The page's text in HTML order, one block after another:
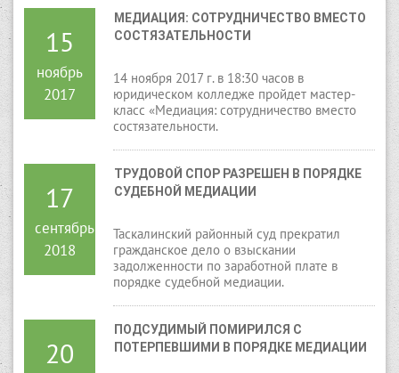
15
ноябрь
2017
МЕДИАЦИЯ: СОТРУДНИЧЕСТВО ВМЕСТО
СОСТЯЗАТЕЛЬНОСТИ
14 ноября 2017 г. в 18:30 часов в
юридическом колледже пройдет мастер-
класс «Медиация: сотрудничество вместо
состязательности.
17
сентябрь
2018
ТРУДОВОЙ СПОР РАЗРЕШЕН В ПОРЯДКЕ
СУДЕБНОЙ МЕДИАЦИИ
Таскалинский районный суд прекратил
гражданское дело о взыскании
задолженности по заработной плате в
порядке судебной медиации.
20
ПОДСУДИМЫЙ ПОМИРИЛСЯ С
ПОТЕРПЕВШИМИ В ПОРЯДКЕ МЕДИАЦИИ